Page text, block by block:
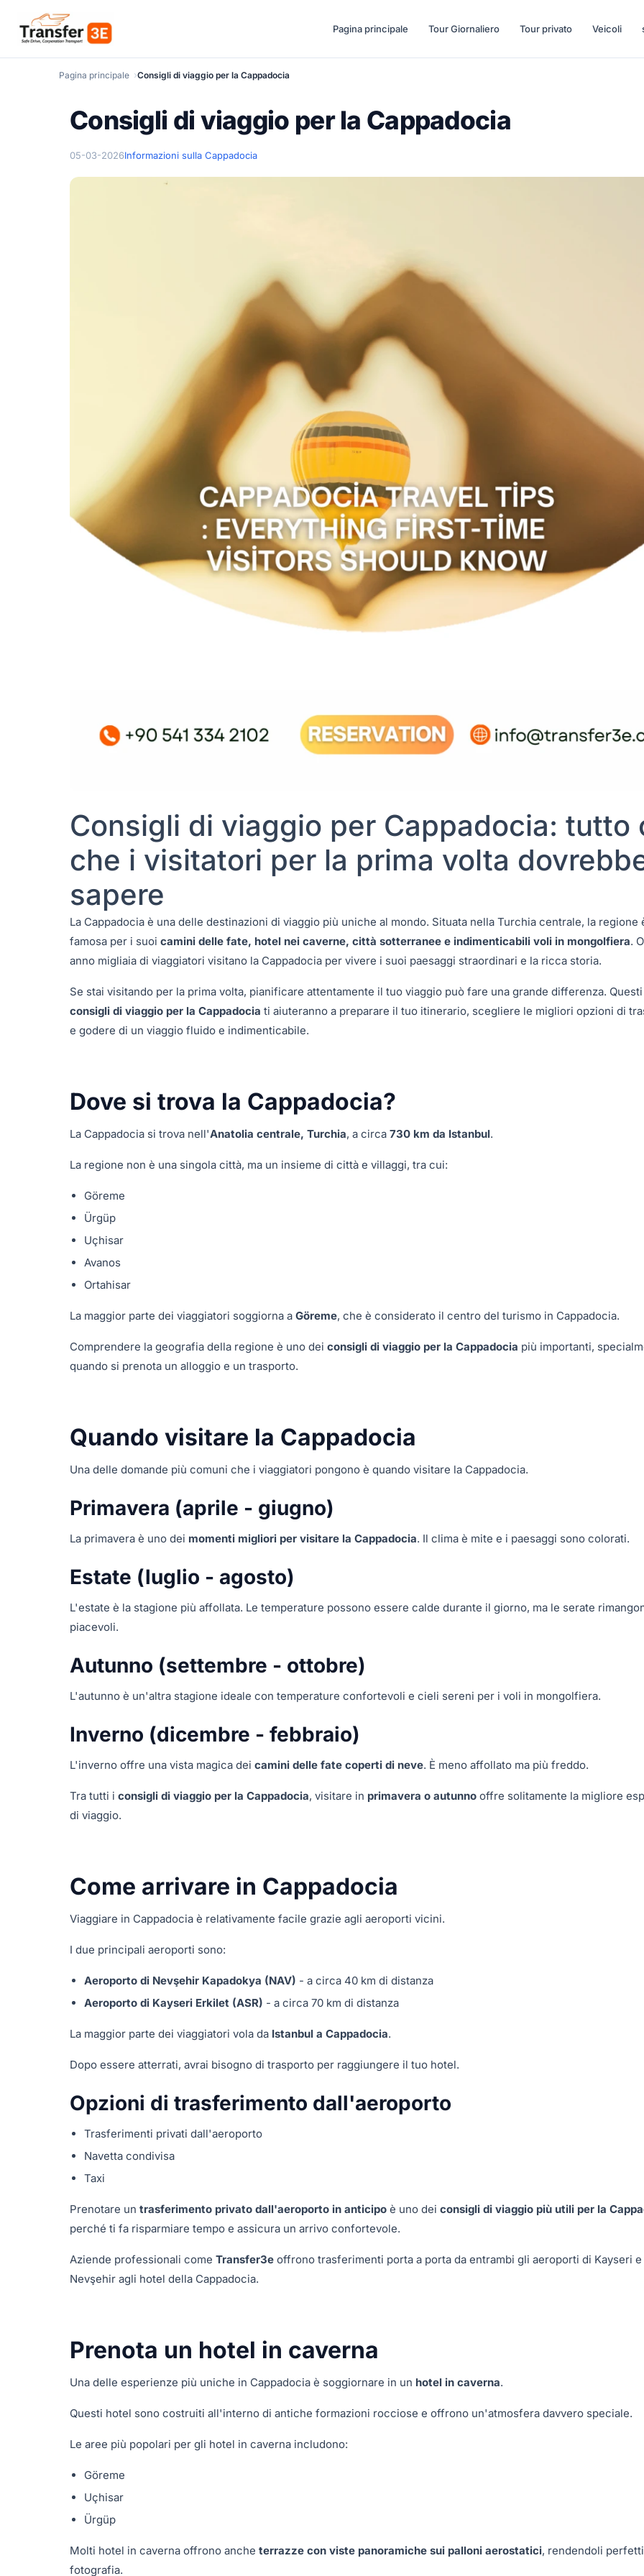
Pagina principale Tour Giornaliero Tour privato Veicoli
Pagina principale Consigli di viaggio per la Cappadocia
Consigli di viaggio per la Cappadocia
05-03-2026Informazioni sulla Cappadocia
Consigli di viaggio per Cappadocia: tutto
che i visitatori per la prima volta
sapere
La Cappadocia è una delle destinazioni di viaggio più uniche al mondo. Situata nella Turchia centrale, la regione
famosa per i suoi camini delle fate, hotel nei caverne, città sotterranee e indimenticabili voli in mongolfiera.
anno migliaia di viaggiatori visitano la Cappadocia per vivere i suoi paesaggi straordinari e la ricca storia.
Se stai visitando per la prima volta, pianificare attentamente il tuo viaggio può fare una grande differenza. Questi
consigli di viaggio per la Cappadocia ti aiuteranno a preparare il tuo itinerario, scegliere le migliori opzioni di
e godere di un viaggio fluido e indimenticabile.
Dove si trova la Cappadocia?
La Cappadocia si trova nell'Anatolia centrale, Turchia, a circa 730 km da Istanbul.
La regione non è una singola città, ma un insieme di città e villaggi, tra cui:
Göreme
Ürgüp
Uçhisar
Avanos
Ortahisar
La maggior parte dei viaggiatori soggiorna a Göreme, che è considerato il centro del turismo in Cappadocia.
Comprendere la geografia della regione è uno dei consigli di viaggio per la Cappadocia più importanti,
quando si prenota un alloggio e un trasporto.
Quando visitare la Cappadocia
Una delle domande più comuni che i viaggiatori pongono è quando visitare la Cappadocia.
Primavera (aprile - giugno)
La primavera è uno dei momenti migliori per visitare la Cappadocia. Il clima è mite e i paesaggi sono colorati.
Estate (luglio - agosto)
L'estate è la stagione più affollata. Le temperature possono essere calde durante il giorno, ma le serate
piacevoli.
Autunno (settembre - ottobre)
L'autunno è un'altra stagione ideale con temperature confortevoli e cieli sereni per i voli in mongolfiera.
Inverno (dicembre - febbraio)
L'inverno offre una vista magica dei camini delle fate coperti di neve. È meno affollato ma più freddo.
Tra tutti i consigli di viaggio per la Cappadocia, visitare in primavera o autunno offre solitamente la migliore
di viaggio.
Come arrivare in Cappadocia
Viaggiare in Cappadocia è relativamente facile grazie agli aeroporti vicini.
I due principali aeroporti sono:
Aeroporto di Nevşehir Kapadokya (NAV) - a circa 40 km di distanza
Aeroporto di Kayseri Erkilet (ASR) - a circa 70 km di distanza
La maggior parte dei viaggiatori vola da Istanbul a Cappadocia.
Dopo essere atterrati, avrai bisogno di trasporto per raggiungere il tuo hotel.
Opzioni di trasferimento dall'aeroporto
Trasferimenti privati dall'aeroporto
Navetta condivisa
Taxi
Prenotare un trasferimento privato dall'aeroporto in anticipo è uno dei consigli di viaggio più utili per la
perché ti fa risparmiare tempo e assicura un arrivo confortevole.
Aziende professionali come Transfer3e offrono trasferimenti porta a porta da entrambi gli aeroporti di Kayseri e
Nevşehir agli hotel della Cappadocia.
Prenota un hotel in caverna
Una delle esperienze più uniche in Cappadocia è soggiornare in un hotel in caverna.
Questi hotel sono costruiti all'interno di antiche formazioni rocciose e offrono un'atmosfera davvero speciale.
Le aree più popolari per gli hotel in caverna includono:
Göreme
Uçhisar
Ürgüp
Molti hotel in caverna offrono anche terrazze con viste panoramiche sui palloni aerostatici, rendendoli
fotografia.